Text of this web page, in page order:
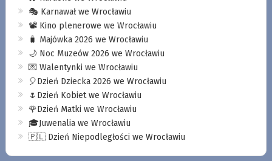
🎭 Karnawał we Wrocławiu
📽️ Kino plenerowe we Wrocławiu
🧳 Majówka 2026 we Wrocławiu
🌙 Noc Muzeów 2026 we Wrocławiu
💌 Walentynki we Wrocławiu
🎈Dzień Dziecka 2026 we Wrocławiu
🌷Dzień Kobiet we Wrocławiu
🌹Dzień Matki we Wrocławiu
🎓Juwenalia we Wrocławiu
🇵🇱 Dzień Niepodległości we Wrocławiu